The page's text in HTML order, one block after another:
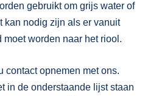
gebruikt om grijs water of
kan nodig zijn als er vanuit
worden naar het riool.
contact opnemen met ons.
in de onderstaande lijst staan